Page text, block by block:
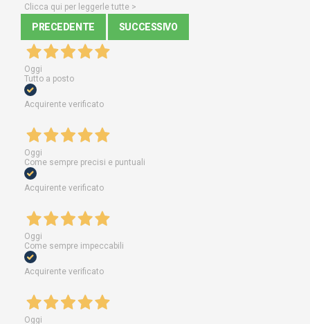
Clicca qui per leggerle tutte >
PRECEDENTE SUCCESSIVO
Oggi
Tutto a posto
Acquirente verificato
Oggi
Come sempre precisi e puntuali
Acquirente verificato
Oggi
Come sempre impeccabili
Acquirente verificato
Oggi